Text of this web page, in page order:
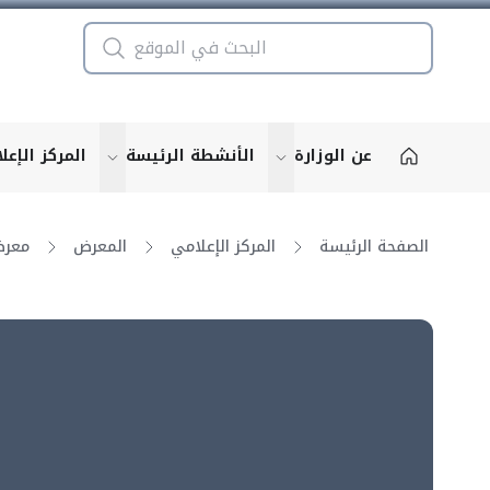
عن الوزارة show submenu for "More"
الأنشطة الرئيسة for "More"
المركز
الصفحة الرئيسة المركز الإعلامي المعرض